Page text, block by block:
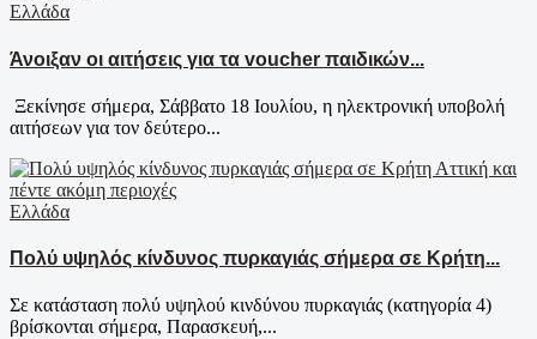
Ελλάδα
Άνοιξαν οι αιτήσεις για τα voucher παιδικών...
Ξεκίνησε σήμερα, Σάββατο 18 Ιουλίου, η ηλεκτρονική υποβολή
αιτήσεων για τον δεύτερο...
Ελλάδα
Πολύ υψηλός κίνδυνος πυρκαγιάς σήμερα σε Κρήτη...
Σε κατάσταση πολύ υψηλού κινδύνου πυρκαγιάς (κατηγορία 4)
βρίσκονται σήμερα, Παρασκευή,...